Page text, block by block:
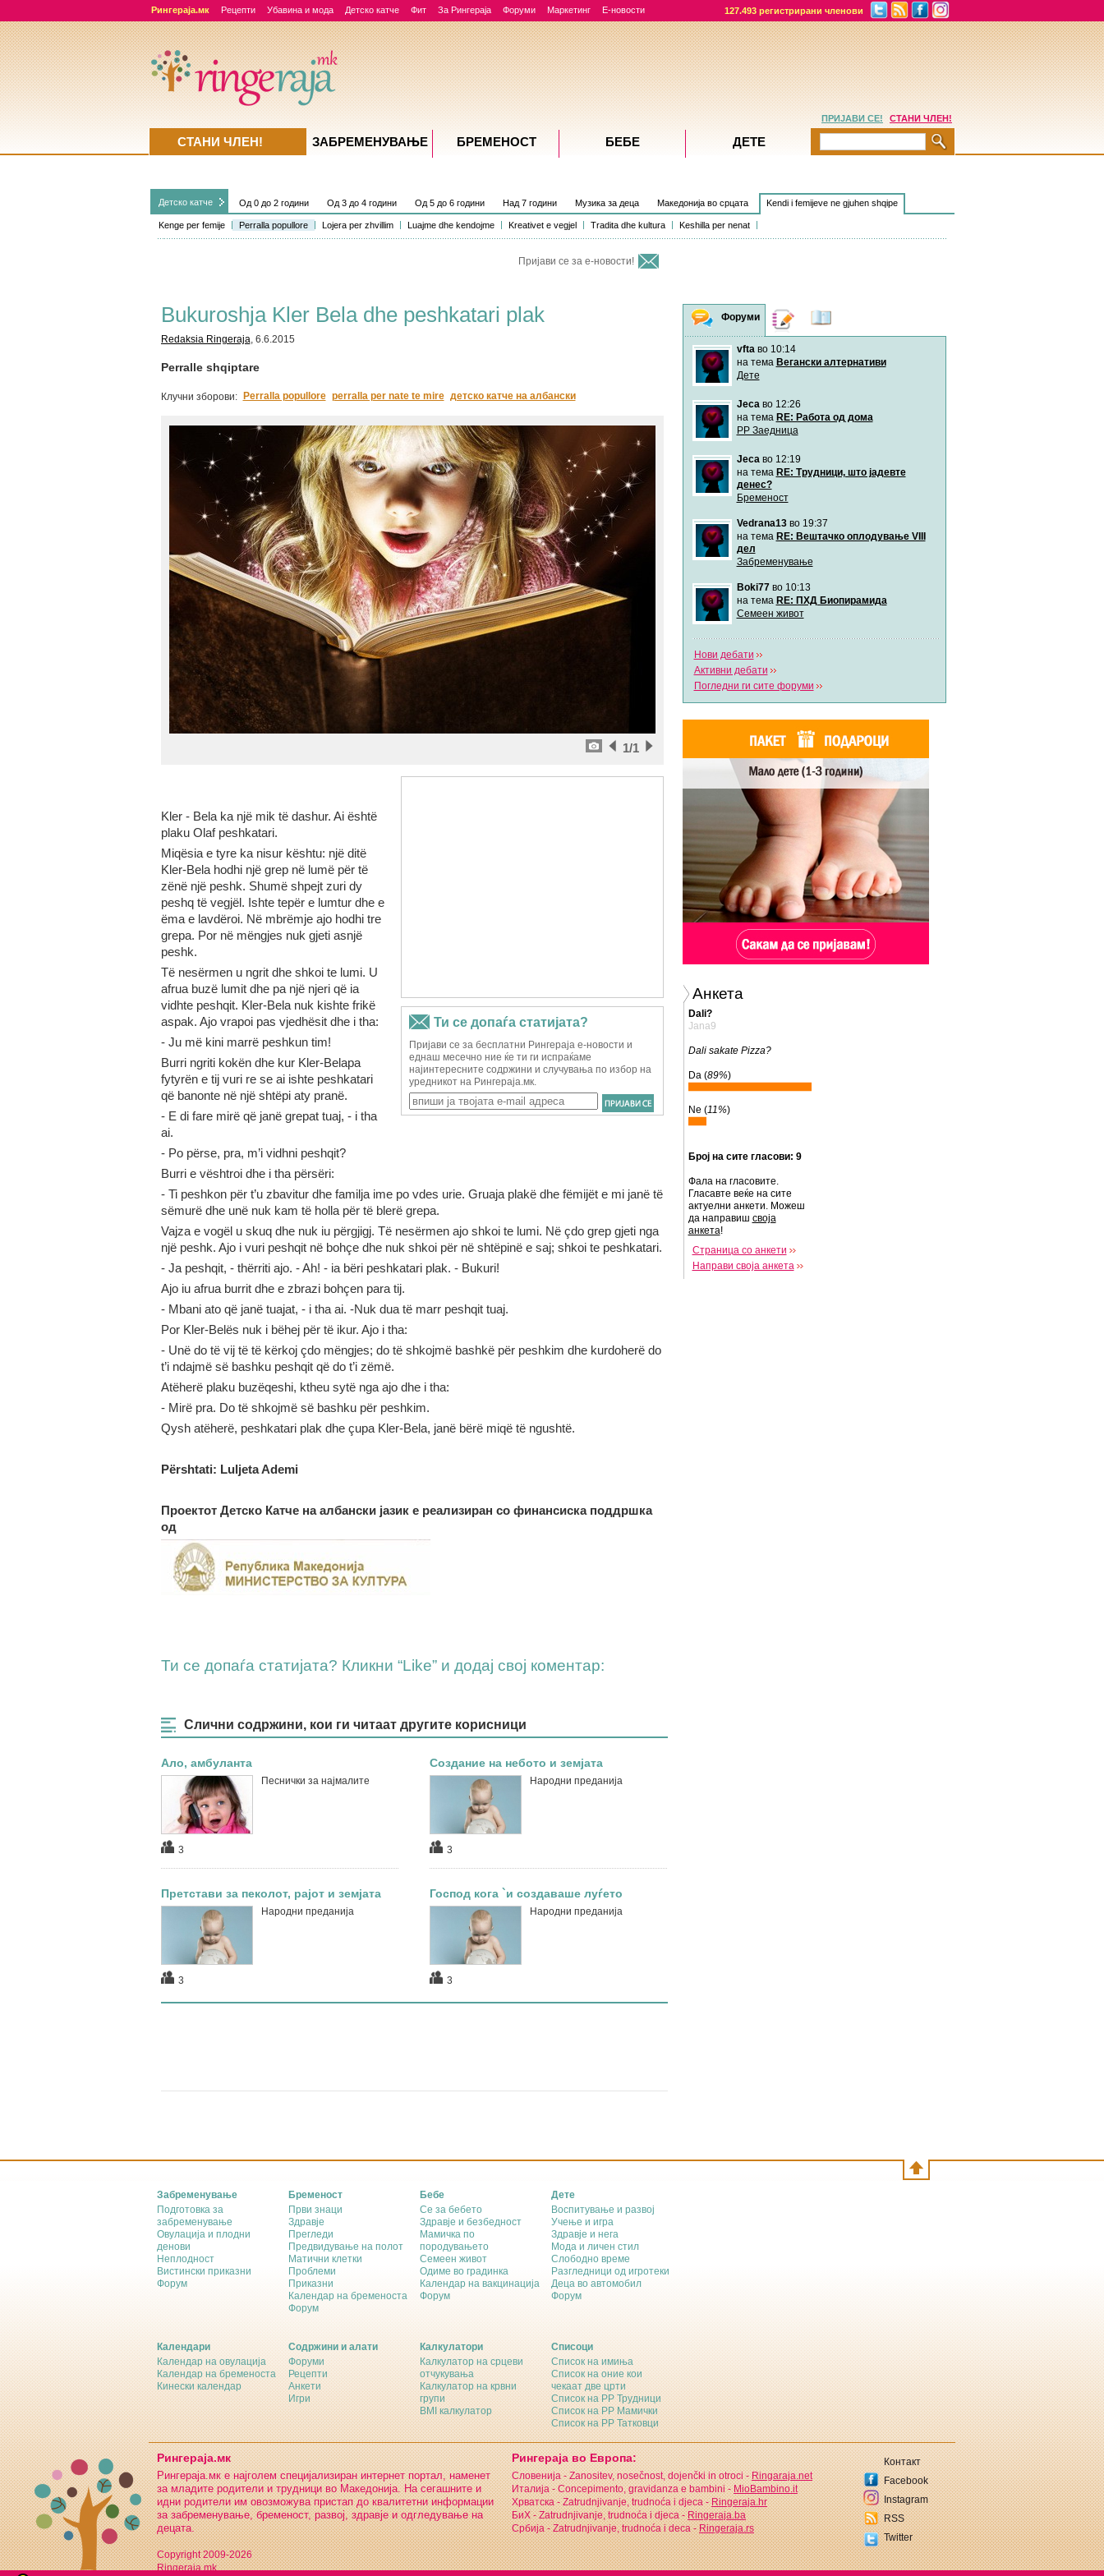
Рингераја.мк Рецепти Убавина и мода Детско катче Фит За Рингераја Форуми Маркетинг Е-новости 127.493 регистрирани членови
Детско катче Од 0 до 2 години Од 3 до 4 години Од 5 до 6 години Над 7 години Музика за деца Македонија во срцaта Kendi i femijeve ne gjuhen shqipe
Kenge per femije Perralla popullore Lojera per zhvillim Luajme dhe kendojme Kreativet e vegjel Tradita dhe kultura Keshilla per nenat
Пријави се за е-новости!
Bukuroshja Kler Bela dhe peshkatari plak
Redaksia Ringeraja, 6.6.2015
Perralle shqiptare
Клучни зборови: Perralla popullore perralla per nate te mire детско катче на албански
/1
1
Kler - Bela ka një mik të dashur. Ai është
plaku Olaf peshkatari.
Miqësia e tyre ka nisur kështu: një ditë
Kler-Bela hodhi një grep në lumë për të
zënë një peshk. Shumë shpejt zuri dy
peshq të vegjël. Ishte tepër e lumtur dhe e
ëma e lavdëroi. Në mbrëmje ajo hodhi tre
grepa. Por në mëngjes nuk gjeti asnjë
peshk.
Të nesërmen u ngrit dhe shkoi te lumi. U
afrua buzë lumit dhe pa një njeri që ia
vidhte peshqit. Kler-Bela nuk kishte frikë
aspak. Ajo vrapoi pas vjedhësit dhe i tha:
- Ju më kini marrë peshkun tim!
Burri ngriti kokën dhe kur Kler-Belapa
fytyrën e tij vuri re se ai ishte peshkatari
që banonte në një shtëpi aty pranë.
- E di fare mirë që janë grepat tuaj, - i tha
ai.
- Po përse, pra, m’i vidhni peshqit?
Burri e vështroi dhe i tha përsëri:
- Ti peshkon për t’u zbavitur dhe familja ime po vdes urie. Gruaja plakë dhe fëmijët e mi janë të
sëmurë dhe unë nuk kam të holla për të blerë grepa.
Vajza e vogël u skuq dhe nuk iu përgjigj. Të nesërmen ajo shkoi te lumi. Në çdo grep gjeti nga
një peshk. Ajo i vuri peshqit në bohçe dhe nuk shkoi për në shtëpinë e saj; shkoi te peshkatari.
- Ja peshqit, - thërriti ajo. - Ah! - ia bëri peshkatari plak. - Bukuri!
Ajo iu afrua burrit dhe e zbrazi bohçen para tij.
- Mbani ato që janë tuajat, - i tha ai. -Nuk dua të marr peshqit tuaj.
Por Kler-Belës nuk i bëhej për të ikur. Ajo i tha:
- Unë do të vij të të kërkoj çdo mëngjes; do të shkojmë bashkë për peshkim dhe kurdoherë do
t’i ndajmë së bashku peshqit që do t’i zëmë.
Atëherë plaku buzëqeshi, ktheu sytë nga ajo dhe i tha:
- Mirë pra. Do të shkojmë së bashku për peshkim.
Qysh atëherë, peshkatari plak dhe çupa Kler-Bela, janë bërë miqë të ngushtë.
Përshtati: Luljeta Ademi
Проектот Детско Катче на албански јазик е реализиран со финансиска поддршка
од
Ти се допаѓа статијата? Кликни “Like” и додај свој коментар:
Слични содржини, кои ги читаат другите корисници
Ало, амбуланта
Песнички за најмалите
3
Создание на небото и земјата
Народни преданија
3
Претстави за пеколот, рајот и земјата
Народни преданија
3
Господ кога `и создаваше луѓето
Народни преданија
3
Форуми Дневници
vftaво 10:14
на тема Вегански алтернативи
Дете
Jecaво 12:26
на тема RE: Работа од дома
РР Заедница
Jecaво 12:19
на тема RE: Трудници, што јадевте
денес?
Бременост
Vedrana13во 19:37
на тема RE: Вештачко оплодување VIII
дел
Забременување
Boki77во 10:13
на тема RE: ПХД Биопирамида
Семеен живот
Нови дебати
Активни дебати
Погледни ги сите форуми
Анкета
Dali?
Jana9
Dali sakate Pizza?
Da (89%)
Ne (11%)
Број на сите гласови: 9
Фала на гласовите.
Гласавте веќе на сите
актуелни анкети. Можеш
да направиш своја
анкета!
Страница со анкети
Направи своја анкета
ПРИЈАВИ СЕ! СТАНИ ЧЛЕН!
СТАНИ ЧЛЕН! ЗАБРЕМЕНУВАЊE БРЕМЕНОСТ БЕБЕ ДЕТЕ
Забременување
Подготовка за
забременување
Овулација и плодни
денови
Неплодност
Вистински приказни
Форум
Бременост
Први знаци
Здравје
Прегледи
Предвидување на полот
Матични клетки
Проблеми
Приказни
Календар на бременоста
Форум
Бебе
Се за бебето
Здравје и безбедност
Мамичка по
породувањето
Семеен живот
Одиме во градинка
Календар на вакцинација
Форум
Дете
Воспитување и развој
Учење и игра
Здравје и нега
Мода и личен стил
Слободно време
Разгледници од игротеки
Деца во автомобил
Форум
Календари
Календар на овулација
Календар на бременоста
Кинески календар
Содржини и алати
Форуми
Рецепти
Анкети
Игри
Калкулатори
Калкулатор на срцеви
отчукувања
Калкулатор на крвни
групи
BMI калкулатор
Списоци
Список на имиња
Список на оние кои
чекаат две црти
Список на РР Трудници
Список на РР Мамички
Список на РР Татковци
Рингераја.мк
Рингераја.мк е најголем специјализиран интернет портал, наменет
за младите родители и трудници во Македонија. На сегашните и
идни родители им овозможува пристап до квалитетни информации
за забременување, бременост, развој, здравје и одгледување на
децата.
Copyright 2009-2026
Ringeraja.mk
Рингераја во Европа:
Словенија - Zanositev, nosečnost, dojenčki in otroci -Ringaraja.net
Италија - Concepimento, gravidanza e bambini -MioBambino.it
Хрватска - Zatrudnjivanje, trudnoća i djeca -Ringeraja.hr
БиХ - Zatrudnjivanje, trudnoća i djeca -Ringeraja.ba
Србија - Zatrudnjivanje, trudnoća i deca -Ringeraja.rs
Контакт
Facebook
Instagram
RSS
Twitter